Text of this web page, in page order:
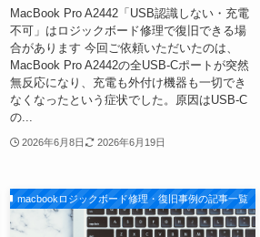
MacBook Pro A2442「USB認識しない・充電
不可」はロジックボード修理で復旧できる場
合があります 今回ご依頼いただいたのは、
MacBook Pro A2442の全USB-Cポートが突然
無反応になり、充電も外付け機器も一切でき
なくなったという症状でした。原因はUSB-C
の...
2026年6月8日 2026年6月19日
macbookロジックボード修理・復旧事例の記事一覧